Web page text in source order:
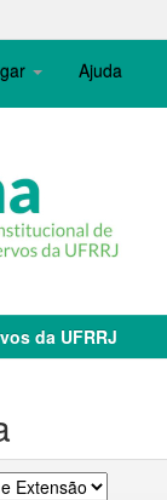
Ajuda
da UFRRJ